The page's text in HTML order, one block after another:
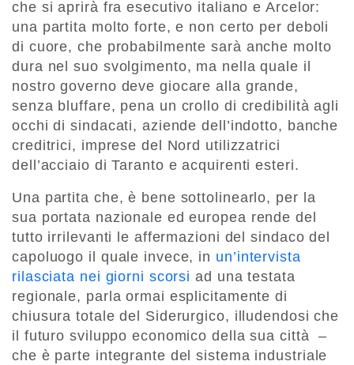
che si aprirà fra esecutivo italiano e Arcelor:
una partita molto forte, e non certo per deboli
di cuore, che probabilmente sarà anche molto
dura nel suo svolgimento, ma nella quale il
nostro governo deve giocare alla grande,
senza bluffare, pena un crollo di credibilità agli
occhi di sindacati, aziende dell’indotto, banche
creditrici, imprese del Nord utilizzatrici
dell’acciaio di Taranto e acquirenti esteri.
Una partita che, è bene sottolinearlo, per la
sua portata nazionale ed europea rende del
tutto irrilevanti le affermazioni del sindaco del
capoluogo il quale invece, in un’intervista
rilasciata nei giorni scorsi ad una testata
regionale, parla ormai esplicitamente di
chiusura totale del Siderurgico, illudendosi che
il futuro sviluppo economico della sua città –
che è parte integrante del sistema industriale